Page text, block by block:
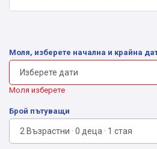
Моля, изберете начална и крайна
Моля изберете
Брой пътуващи
2 Възрастни · 0 деца · 1 стая